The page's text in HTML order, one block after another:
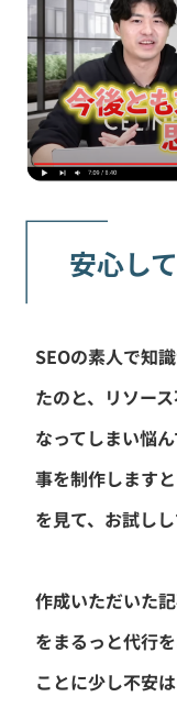
安心し
SEOの素人で知
たのと、リソー
なってしまい悩
事を制作します
を見て、お試しし
作成いただいた
をまるっと代行
ことに少し不安